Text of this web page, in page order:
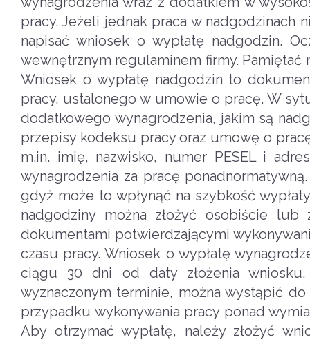
pracy. Jeżeli jednak praca w nadgodzinach
napisać wniosek o wypłatę nadgodzin.
wewnętrznym regulaminem firmy.
Wniosek o wypłatę nadgodzin to
pracy, ustalonego w umowie o pracę. W
dodatkowego wynagrodzenia, jakim są
przepisy kodeksu pracy oraz umowę o
m.in. imię, nazwisko, numer PESEL i
wynagrodzenia za pracę
gdyż może to wpłynąć na szybkość
nadgodziny można złożyć osobiście
dokumentami potwierdzającymi
czasu pracy. Wniosek o wypłatę
ciągu 30 dni od daty złożenia
wyznaczonym terminie, można wystąpić
przypadku wykonywania pracy ponad
Aby otrzymać wypłatę, należy złożyć